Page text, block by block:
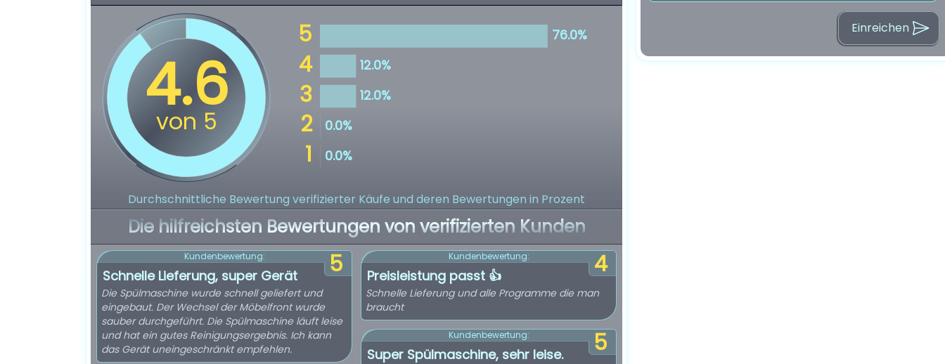
Durchschnittliche Bewertung verifizierter Käufe und deren Bewertungen in Prozent
Die hilfreichsten Bewertungen von verifizierten Kunden
5
Kundenbewertung:
Schnelle Lieferung, super Gerät
Die Spülmaschine wurde schnell geliefert und
eingebaut. Der Wechsel der Möbelfront wurde
sauber durchgeführt. Die Spülmaschine läuft leise
und hat ein gutes Reinigungsergebnis. Ich kann
das Gerät uneingeschränkt empfehlen.
4
Kundenbewertung:
Preisleistung passt 👍
Schnelle Lieferung und alle Programme die man
braucht
5
Kundenbewertung:
Super Spülmaschine, sehr leise.
Einreichen